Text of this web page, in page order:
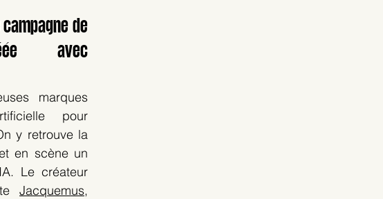
de
avec
marques
pour
y retrouve la
en scène un
Le créateur
Jacquemus,